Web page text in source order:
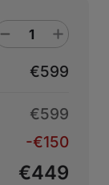
€599
€599
-€150
€449